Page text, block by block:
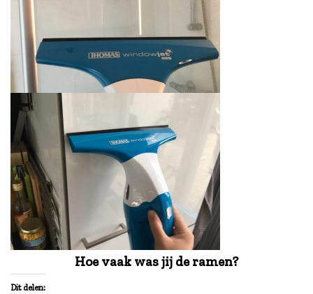
Hoe vaak was jij de ramen?
Dit delen: